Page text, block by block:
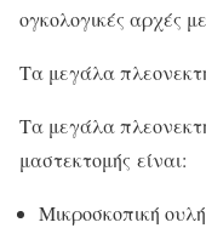
ογκολογικές αρχές
Τα μεγάλα
Τα μεγάλα
μαστεκτομής είναι:
Μικροσκοπική